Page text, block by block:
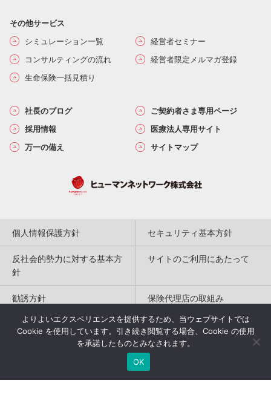
その他サービス
シミュレーション一覧
経営者セミナー
コンサルティングの流れ
経営者限定メルマガ登録
生命保険一括見積り
社長のブログ
ご契約者さま専用ページ
採用情報
医療法人専用サイト
万一の備え
サイトマップ
個人情報保護方針 セキュリティ基本方針
反社会的勢力に対する基本方
針
サイトのご利用にあたって
勧誘方針 保険代理店の取組み
特定商取引法に基づく表記
Copyright(c) 2004-2026
Humannetwork Inc. All rights reserved.
よりよいエクスペリエンスを提供するため、当ウェブサイトでは
Cookie を使用しています。引き続き閲覧する場合、Cookie の使用
を承諾したものとみなされます。
OK